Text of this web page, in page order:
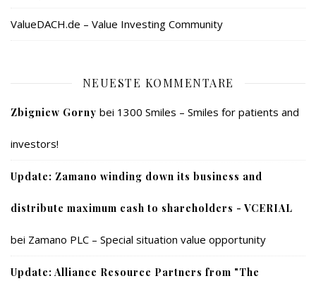
ValueDACH.de – Value Investing Community
NEUESTE KOMMENTARE
Zbigniew Gorny bei 1300 Smiles – Smiles for patients and
investors!
Update: Zamano winding down its business and
distribute maximum cash to shareholders - VCERIAL
bei Zamano PLC – Special situation value opportunity
Update: Alliance Resource Partners from "The